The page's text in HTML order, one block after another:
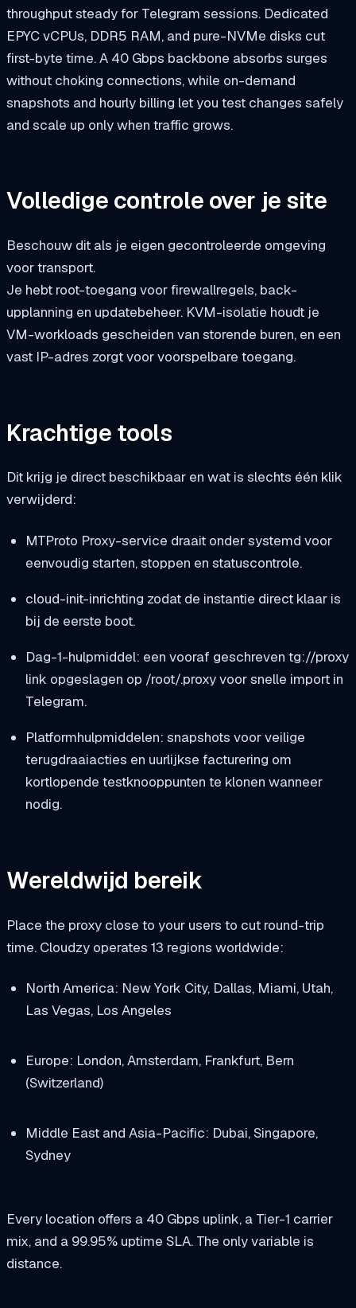
throughput steady for Telegram sessions. Dedicated
EPYC vCPUs, DDR5 RAM, and pure-NVMe disks cut
first-byte time. A 40 Gbps backbone absorbs surges
without choking connections, while on-demand
snapshots and hourly billing let you test changes safely
and scale up only when traffic grows.
Volledige controle over je site
Beschouw dit als je eigen gecontroleerde omgeving
voor transport.
Je hebt root-toegang voor firewallregels, back-
upplanning en updatebeheer. KVM-isolatie houdt je
VM-workloads gescheiden van storende buren, en een
vast IP-adres zorgt voor voorspelbare toegang.
Krachtige tools
Dit krijg je direct beschikbaar en wat is slechts één klik
verwijderd:
MTProto Proxy-service draait onder systemd voor
eenvoudig starten, stoppen en statuscontrole.
cloud-init-inrichting zodat de instantie direct klaar is
bij de eerste boot.
Dag-1-hulpmiddel: een vooraf geschreven tg://proxy
link opgeslagen op /root/.proxyvoor snelle import in
Telegram.
Platformhulpmiddelen: snapshots voor veilige
terugdraaiacties en uurlijkse facturering om
kortlopende testknooppunten te klonen wanneer
nodig.
Wereldwijd bereik
Place the proxy close to your users to cut round-trip
time. Cloudzy operates 13 regions worldwide:
North America: New York City, Dallas, Miami, Utah,
Las Vegas, Los Angeles
Europe: London, Amsterdam, Frankfurt, Bern
(Switzerland)
Middle East and Asia-Pacific: Dubai, Singapore,
Sydney
Every location offers a 40 Gbps uplink, a Tier-1 carrier
mix, and a 99.95% uptime SLA. The only variable is
distance.